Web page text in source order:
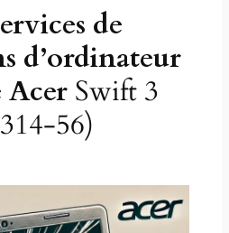
de
d’ordinateur
AcerSwift 3
56)